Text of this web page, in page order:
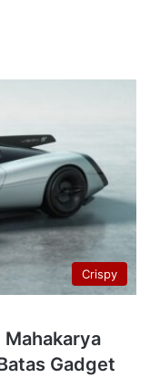
Crispy
Mahakarya
Gadget